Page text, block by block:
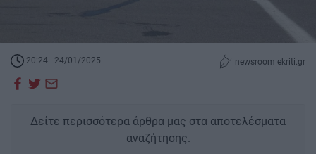
20:24 | 24/01/2025 newsroom ekriti.gr
Δείτε περισσότερα άρθρα μας στα αποτελέσματα
αναζήτησης.